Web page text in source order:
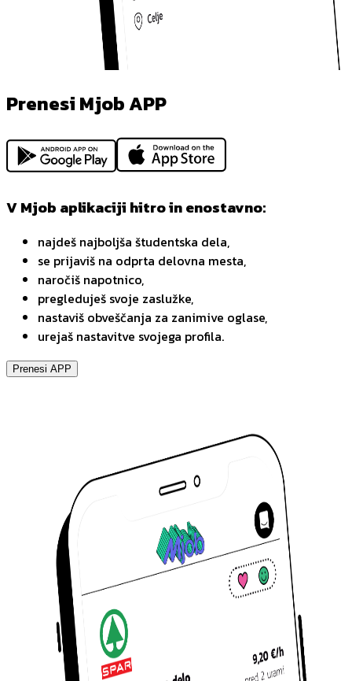
Prenesi Mjob APP
V Mjob aplikaciji hitro in enostavno:
najdeš najboljša študentska dela,
se prijaviš na odprta delovna mesta,
naročiš napotnico,
pregleduješ svoje zaslužke,
nastaviš obveščanja za zanimive oglase,
urejaš nastavitve svojega profila.
Prenesi APP